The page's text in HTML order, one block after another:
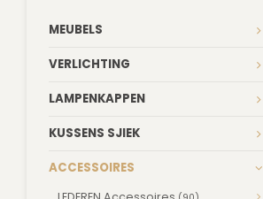
MEUBELS
VERLICHTING
LAMPENKAPPEN
KUSSENS SJIEK
ACCESSOIRES